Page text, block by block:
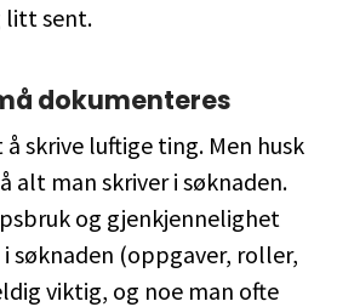
litt sent.
dokumenteres
skrive luftige ting. Men husk
alt man skriver i søknaden.
og gjenkjennelighet
søknaden (oppgaver, roller,
viktig, og noe man ofte